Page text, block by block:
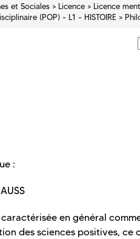
et Sociales Licence
Licence
(POP) - L1 - HISTOIRE
:
en général
des sciences positives, ce